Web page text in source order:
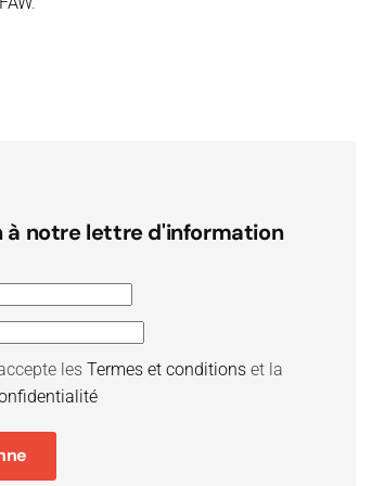
à notre lettre d'information
lesTermes et conditions et la